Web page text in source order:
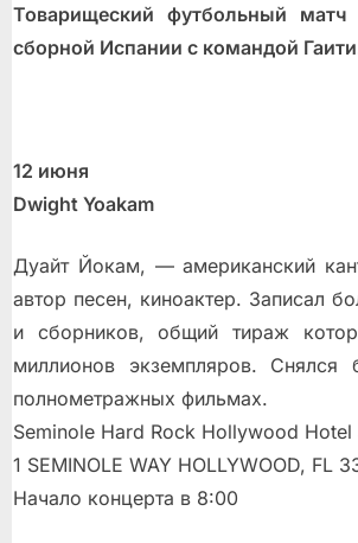
Товарищeский футбольный
сборной Испании с командой
12 июня
Dwight Yoakam
Дуайт Йокам, — американский
автор песен, киноактер. Записал
и сборников, общий тираж
миллионов экземпляров.
полнометражных фильмах.
Seminole Hard Rock Hollywood Hotel
1 SEMINOLE WAY HOLLYWOOD, FL
Начало концерта в 8:00